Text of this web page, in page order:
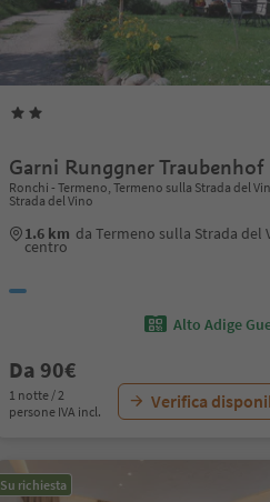
Garni Runggner Traubenhof
Ronchi - Termeno, Termeno sulla Strada del
Strada del Vino
1.6 km da Termeno sulla Strada del
centro
Alto Adige
Da 90€
1 notte / 2
persone IVA incl.
Verifica
Su richiesta